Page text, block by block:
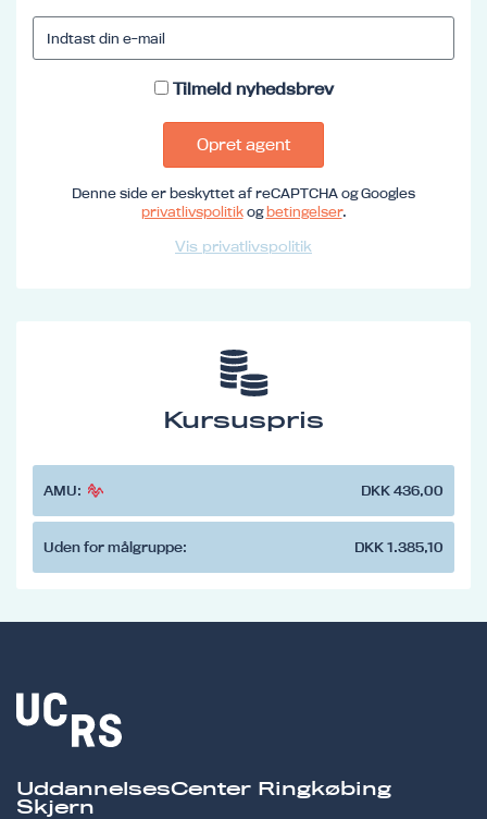
Tilmeld nyhedsbrev
Opret agent
Denne side er beskyttet af reCAPTCHA og Googles
privatlivspolitikogbetingelser.
Vis privatlivspolitik
Kursuspris
AMU: DKK 436,00
Uden for målgruppe: DKK 1.385,10
UddannelsesCenter Ringkøbing
Skjern